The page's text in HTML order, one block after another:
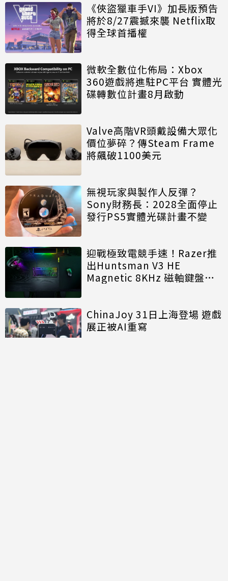
《俠盜獵車手VI》加長版預告
將於8/27震撼來襲 Netflix取
得全球首播權
微軟全數位化佈局：Xbox
360遊戲將進駐PC平台 實體光
碟轉數位計畫8月啟動
Valve高階VR頭戴設備大眾化
價位夢碎？傳Steam Frame
將飆破1100美元
無視玩家與製作人反彈？
Sony財務長：2028全面停止
發行PS5實體光碟計畫不變
迎戰極致電競手速！Razer推
出Huntsman V3 HE
Magnetic 8KHz 磁軸鍵盤效
ChinaJoy 31日上海登場 遊戲
展正被AI重寫